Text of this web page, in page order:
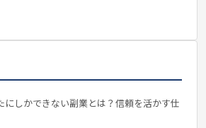
にしかできない副業とは？信頼を活かす仕